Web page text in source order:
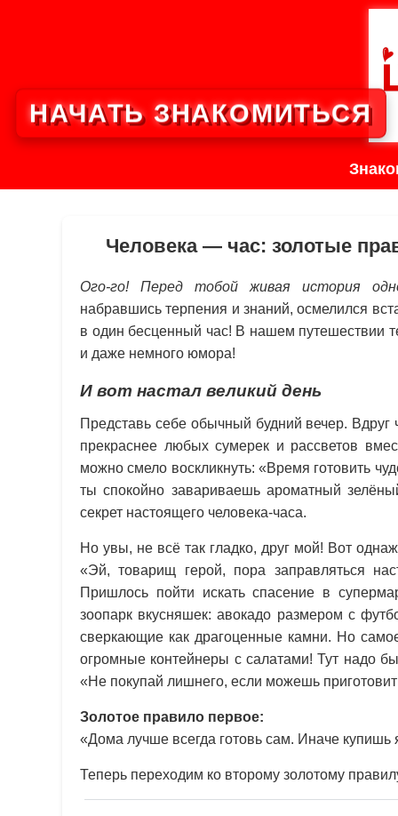
Человека — час: золотые
Ого-го! Перед тобой живая история
набравшись терпения и знаний, осмелился
в один бесценный час! В нашем путешествии
и даже немного юмора!
И вот настал великий день
Представь себе обычный будний вечер.
прекраснее любых сумерек и рассветов
можно смело воскликнуть: «Время готовить
ты спокойно завариваешь ароматный
секрет настоящего человека-часа.
Но увы, не всё так гладко, друг мой! Вот
«Эй, товарищ герой, пора заправляться
Пришлось пойти искать спасение в
зоопарк вкусняшек: авокадо размером с
сверкающие как драгоценные камни. Но
огромные контейнеры с салатами! Тут надо
«Не покупай лишнего, если можешь
Золотое правило первое:
«Дома лучше всегда готовь сам. Иначе
Теперь переходим ко второму золотому
НАЧАТЬ ЗНАКОМИТЬСЯ